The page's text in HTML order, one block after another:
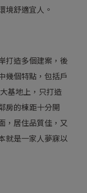
境舒適宜人。
打造多個建案，後
幾個特點，包括戶
基地上，只打造
房的棟距十分開
，居住品質佳，又
就是一家人夢寐以